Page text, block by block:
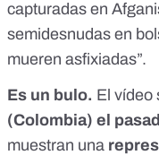
capturadas en
semidesnudas en
mueren asfixiadas”.
Es un bulo. El vídeo
(Colombia) el
muestran una